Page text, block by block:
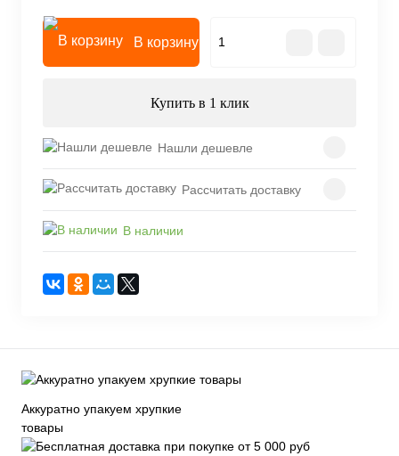
В корзину
Купить в 1 клик
Нашли дешевле
Рассчитать доставку
В наличии
Аккуратно упакуем хрупкие
товары